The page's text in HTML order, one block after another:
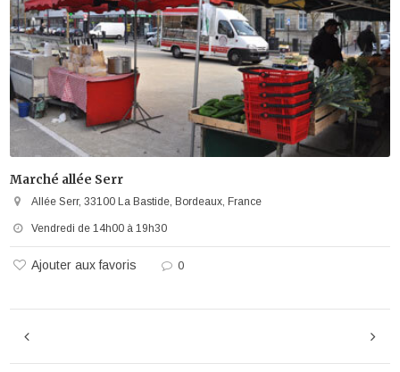
Marché allée Serr
Allée Serr, 33100 La Bastide, Bordeaux, France
Vendredi de 14h00 à 19h30
Ajouter aux favoris 0